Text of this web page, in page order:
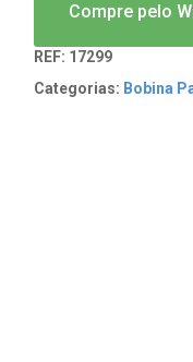
Compre pelo
REF: 17299
Categorias: Bobina